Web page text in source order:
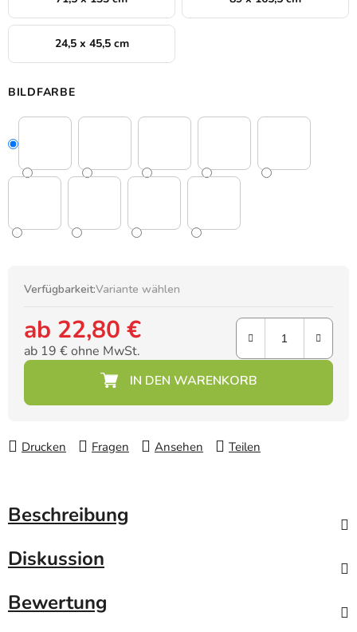
24,5 x 45,5 cm
BILDFARBE
Verfügbarkeit:Variante wählen
ab 22,80 €
ab 19 €ohne MwSt.
Drucken Fragen Ansehen Teilen
Beschreibung
Diskussion
Bewertung